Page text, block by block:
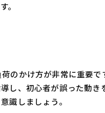
。
のかけ方が非常に重要で
し、初心者が誤った動き
識しましょう。